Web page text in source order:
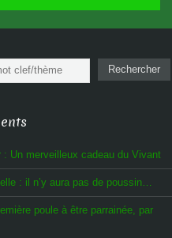
Rechercher
: Un merveilleux cadeau du Vivant
: il n’y aura pas de poussin…
poule à être parrainée, par